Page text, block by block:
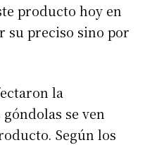
producto hoy en
su preciso sino por
la
se ven
Según los